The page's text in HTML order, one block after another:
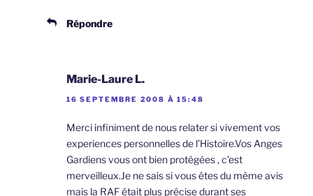
Répondre
Marie-Laure L.
16 SEPTEMBRE 2008 À 15:48
Merci infiniment de nous relater si vivement vos
experiences personnelles de l’Histoire.Vos Anges
Gardiens vous ont bien protégées , c’est
merveilleux.Je ne sais si vous êtes du même avis
mais la RAF était plus précise durant ses